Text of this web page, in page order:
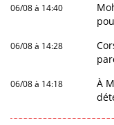
06/08 à 14:40
06/08 à 14:28
06/08 à 14:18
À